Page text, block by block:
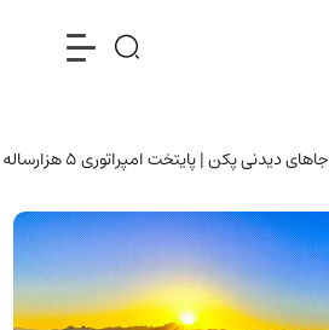
جاهای دیدنی پکن | پایتخت امپراتوری 5 هزارساله + آدرس